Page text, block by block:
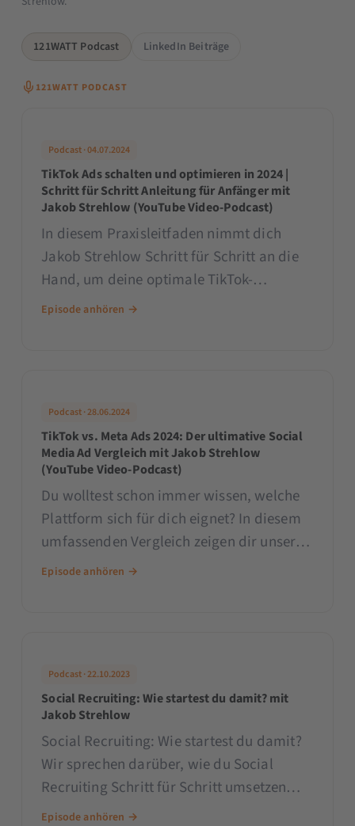
121WATT Podcast LinkedIn Beiträge
121WATT PODCAST
Podcast · 04.07.2024
TikTok Ads schalten und optimieren in 2024 |
Schritt für Schritt Anleitung für Anfänger mit
Jakob Strehlow (YouTube Video-Podcast)
In diesem Praxisleitfaden nimmt dich
Jakob Strehlow Schritt für Schritt an die
Hand, um deine optimale TikTok-
Werbeanzeige zu erstellen und zu
Episode anhören →
Podcast · 28.06.2024
TikTok vs. Meta Ads 2024: Der ultimative Social
Media Ad Vergleich mit Jakob Strehlow
(YouTube Video-Podcast)
Du wolltest schon immer wissen, welche
Plattform sich für dich eignet? In diesem
umfassenden Vergleich zeigen dir unsere
Experten Jakob Strehlow, Sarah
Episode anhören →
Podcast · 22.10.2023
Social Recruiting: Wie startest du damit? mit
Jakob Strehlow
Social Recruiting: Wie startest du damit?
Wir sprechen darüber, wie du Social
Recruiting Schritt für Schritt umsetzen
kannst und welche Creatives hierbei
Episode anhören →